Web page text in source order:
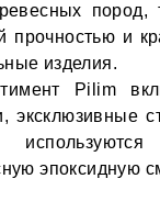
пород,
прочностью и
изделия.
Pilim
эксклюзивные
эпоксидную